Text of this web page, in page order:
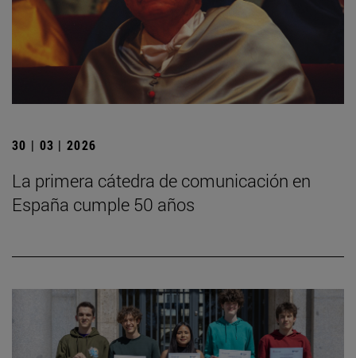
30 | 03 | 2026
La primera cátedra de comunicación en
España cumple 50 años